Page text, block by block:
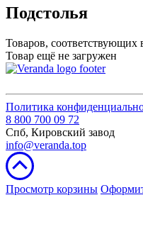
Подстолья
Товаров, соответствующих
Товар ещё не загружен
Политика
8 800 700 09 72
Спб, Кировский завод
info@veranda.top
Просмотр корзины